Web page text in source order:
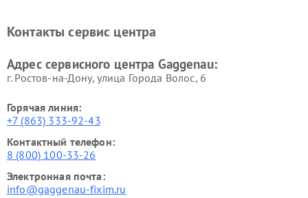
Контакты сервис центра
Адрес сервисного центра Gaggenau:
г. Ростов-на-Дону, улица Города Волос, 6
Горячая линия:
+7 (863) 333-92-43
Контактный телефон:
8 (800) 100-33-26
Электронная почта:
info@gaggenau-fixim.ru